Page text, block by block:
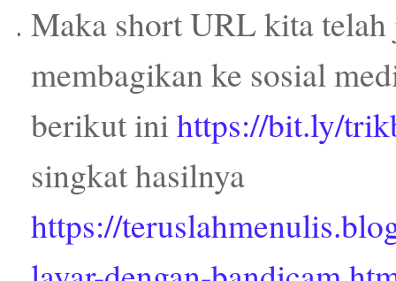
Maka short URL kita
membagikan ke sosial
berikut inihttps://bit.ly/
singkat hasilnya
https://